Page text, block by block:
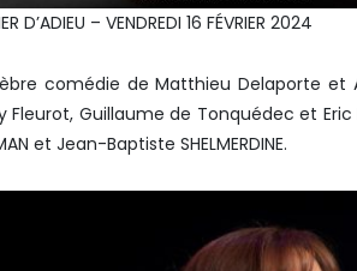
D’ADIEU – VENDREDI 16 FÉVRIER 2024
comédie de Matthieu Delaporte
Fleurot, Guillaume de Tonquédec et
et Jean-Baptiste SHELMERDINE.